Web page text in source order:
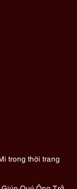
trong thời trang